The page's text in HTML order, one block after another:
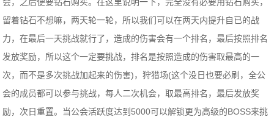
留着钻石不想嘛，两天轮一轮，所以我们可以在两天内提升自已的战
力，在最后一天挑战就行了，造成的伤害会有一个排名，最后按照排名
发放奖励，所以这个一定要挑战，排名是按照造成的伤害取最高的一
次，而不是多次挑战加起来的伤害)，狩猎场(这个没日也要必刷，全公
会的成员都可以参与挑战，每人二次机会，取最高排名，最后发放奖
励，次日重置。当公会活跃度达到5000可以解锁更为高级的BOSS来挑